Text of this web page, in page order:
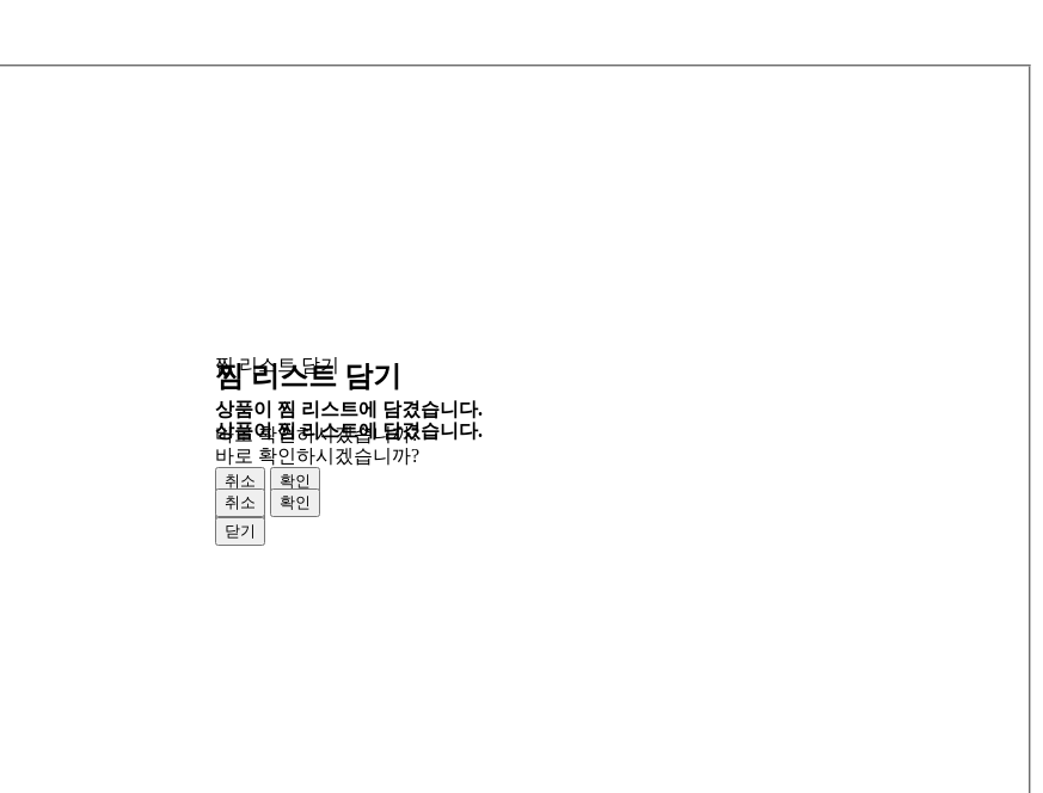
찜 리스트 담기
상품이 찜 리스트에 담겼습니다.
바로 확인하시겠습니까?
취소
확인
닫기
찜 리스트 담기
상품이 찜 리스트에 담겼습니다.
바로 확인하시겠습니까?
취소
확인
닫기